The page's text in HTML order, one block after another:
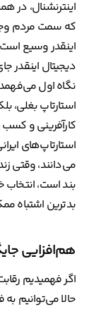
اینترنشنال، در
که سمت مردم وجود
اینقدر وسیع است
دیجیتال اینقدر
نگاه اول
استارتاپ بغلی،
کارآفرینی و کسب
استارتاپ‌های
می‌دانند، وقتی
بند است،
بدترین اشتباه
هم‌افزایی
اگر فهمیدیم
حالا می‌توانیم